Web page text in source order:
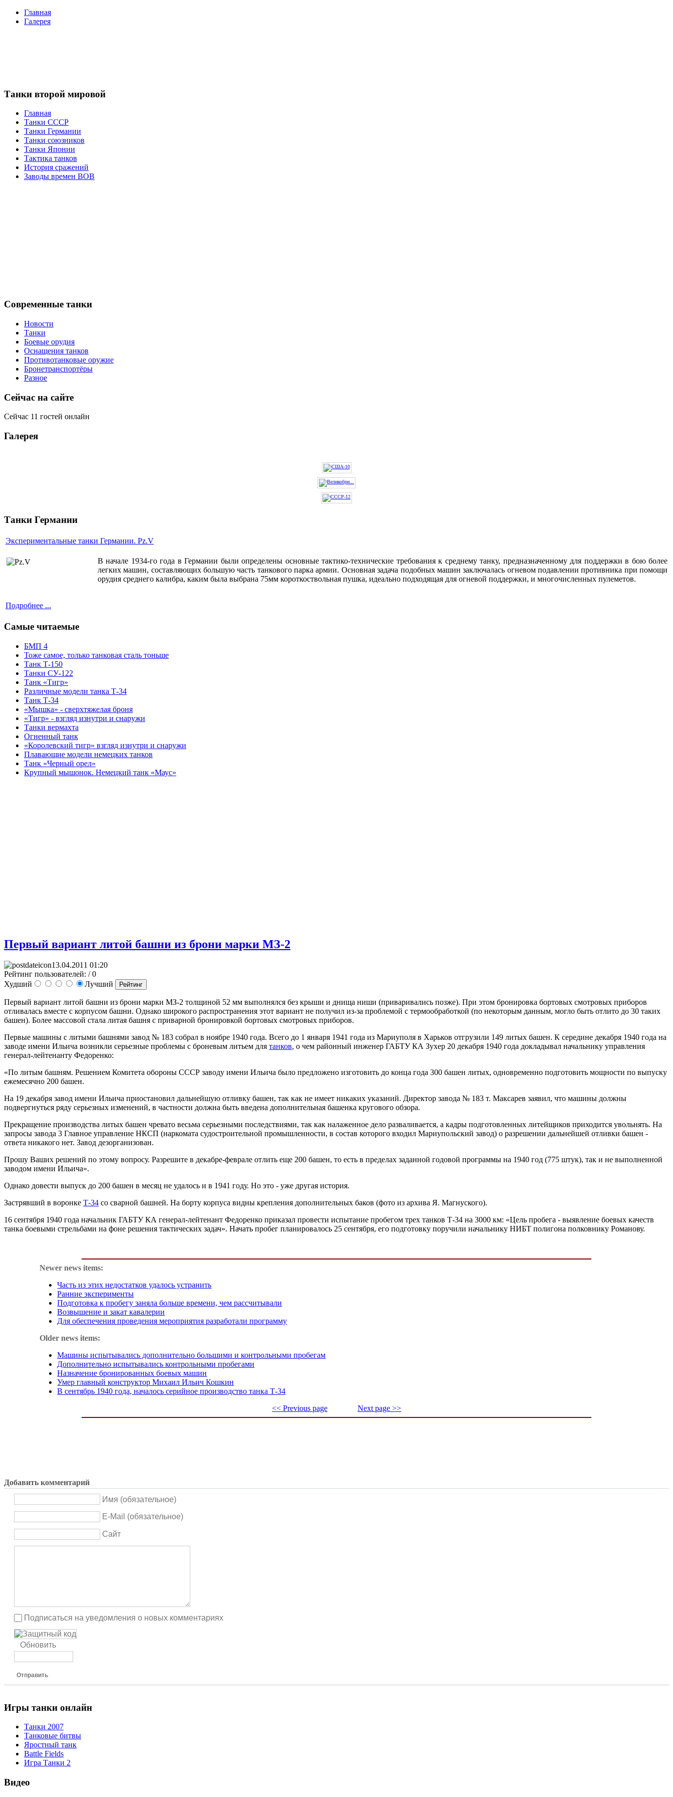
Главная
Галерея
Танки второй мировой
Главная
Танки СССР
Танки Германии
Танки союзников
Танки Японии
Тактика танков
История сражений
Заводы времен ВОВ
Современные танки
Новости
Танки
Боевые орудия
Оснащения танков
Противотанковые оружие
Бронетранспортёры
Разное
Сейчас на сайте
Сейчас 11 гостей онлайн
Галерея
Танки Германии
Экспериментальные танки Германии. Pz.V
В начале 1934-го года в Германии были определены основные тактико-технические требования к среднему танку, предназначенному для поддержки в бою более
легких машин, составляющих большую часть танкового парка армии. Основная задача подобных машин заключалась огневом подавлении противника при помощи
орудия среднего калибра, каким была выбрана 75мм короткоствольная пушка, идеально подходящая для огневой поддержки, и многочисленных пулеметов.
Подробнее ...
Самые читаемые
БМП 4
Тоже самое, только танковая сталь тоньше
Танк Т-150
Танки СУ-122
Танк «Тигр»
Различные модели танка Т-34
Танк Т-34
«Мышка» - сверхтяжелая броня
«Тигр» - взгляд изнутри и снаружи
Танки вермахта
Огненный танк
«Королевский тигр» взгляд изнутри и снаружи
Плавающие модели немецких танков
Танк «Черный орел»
Крупный мышонок. Немецкий танк «Маус»
Первый вариант литой башни из брони марки МЗ-2
13.04.2011 01:20
Рейтинг пользователей: / 0
Худший
Лучший
Первый вариант литой башни из брони марки МЗ-2 толщиной 52 мм выполнялся без крыши и днища ниши (приваривались позже). При этом бронировка бортовых смотровых приборов
отливалась вместе с корпусом башни. Однако широкого распространения этот вариант не получил из-за проблемой с термообработкой (по некоторым данным, могло быть отлито до 30 таких
башен). Более массовой стала литая башня с приварной бронировкой бортовых смотровых приборов.
Первые машины с литыми башнями завод № 183 собрал в ноябре 1940 года. Всего до 1 января 1941 года из Мариуполя в Харьков отгрузили 149 литых башен. К середине декабря 1940 года на
заводе имени Ильича возникли серьезные проблемы с броневым литьем для танков, о чем районный инженер ГАБТУ КА Зухер 20 декабря 1940 года докладывал начальнику управления
генерал-лейтенанту Федоренко:
«По литым башням. Решением Комитета обороны СССР заводу имени Ильича было предложено изготовить до конца года 300 башен литых, одновременно подготовить мощности по выпуску
ежемесячно 200 башен.
На 19 декабря завод имени Ильича приостановил дальнейшую отливку башен, так как не имеет никаких указаний. Директор завода № 183 т. Максарев заявил, что машины должны
подвергнуться ряду серьезных изменений, в частности должна быть введена дополнительная башенка кругового обзора.
Прекращение производства литых башен чревато весьма серьезными последствиями, так как налаженное дело разваливается, а кадры подготовленных литейщиков приходится увольнять. На
запросы завода 3 Главное управление НКСП (наркомата судостроительной промышленности, в состав которого входил Мариупольский завод) о разрешении дальнейшей отливки башен -
ответа никакого нет. Завод дезорганизован.
Прошу Ваших решений по этому вопросу. Разрешите в декабре-феврале отлить еще 200 башен, то есть в пределах заданной годовой программы на 1940 год (775 штук), так и не выполненной
заводом имени Ильича».
Однако довести выпуск до 200 башен в месяц не удалось и в 1941 году. Но это - уже другая история.
Застрявший в воронке Т-34 со сварной башней. На борту корпуса видны крепления дополнительных баков (фото из архива Я. Магнуского).
16 сентября 1940 года начальник ГАБТУ КА генерал-лейтенант Федоренко приказал провести испытание пробегом трех танков Т-34 на 3000 км: «Цель пробега - выявление боевых качеств
танка боевыми стрельбами на фоне решения тактических задач». Начать пробег планировалось 25 сентября, его подготовку поручили начальнику НИБТ полигона полковнику Романову.
Newer news items:
Часть из этих недостатков удалось устранить
Ранние эксперименты
Подготовка к пробегу заняла больше времени, чем рассчитывали
Возвышение и закат кавалерии
Для обеспечения проведения мероприятия разработали программу
Older news items:
Машины испытывались дополнительно большими и контрольными пробегам
Дополнительно испытывались контрольными пробегами
Назначение бронированных боевых машин
Умер главный конструктор Михаил Ильич Кошкин
В сентябрь 1940 года, началось серийное производство танка Т-34
<< Previous page
Next page >>
Добавить комментарий
Имя (обязательное)
E-Mail (обязательное)
Сайт
Подписаться на уведомления о новых комментариях
Обновить
Отправить
Игры танки онлайн
Танки 2007
Танковые битвы
Яростный танк
Battle Fields
Игра Танки 2
Видео